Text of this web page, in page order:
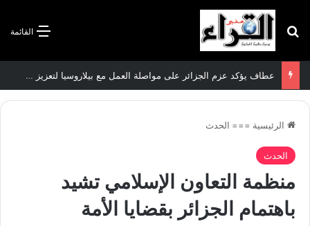
القائمة بحث عن
عطاف يؤكد عزم الجزائر على مواصلة العمل مع بيلاروسيا لتعزيز العلاقات الثنائية
الرئيسية === الحدث
الحدث
منظمة التعاون الإسلامي تشيد
باهتمام الجزائر بقضايا الأمة